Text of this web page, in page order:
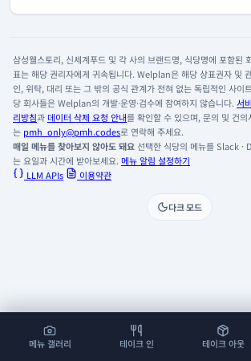
메뉴 갤러리 테이크 인 테이크 아웃
삼성웰스토리, 신세계푸드 및 각 사의 브랜드명, 식당명에 포함된
표는 해당 권리자에게 귀속됩니다. Welplan은 해당 상표권자 및
인, 위탁, 대리 또는 그 밖의 공식 관계가 전혀 없는 독립적인 사이
당 회사들은 Welplan의 개발·운영·검수에 참여하지 않습니다. 서
리방침과데이터 삭제 요청 안내를 확인할 수 있으며, 문의 및 건의
는 pmh_only@pmh.codes로 연락해 주세요.
매일 메뉴를 찾아보지 않아도 돼요선택한 식당의 메뉴를 Slack ·
는 요일과 시간에 받아보세요. 메뉴 알림 설정하기
LLM APIs
이용약관
다크 모드